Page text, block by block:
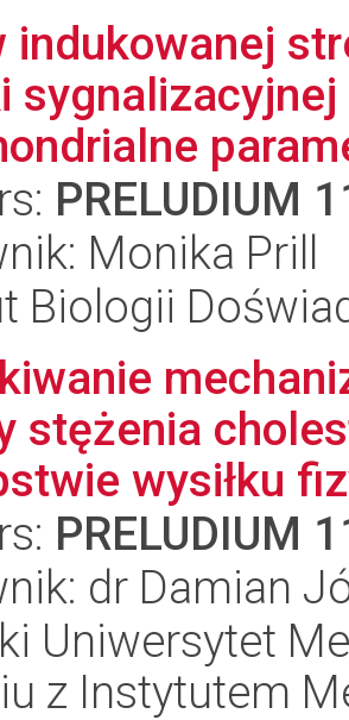
indukowanej
sygnalizacyjnej
PRELUDIUM
Monika Prill
Biologii
stężenia
wysiłku
PRELUDIUM
dr Damian
Uniwersytet
z Instytutem